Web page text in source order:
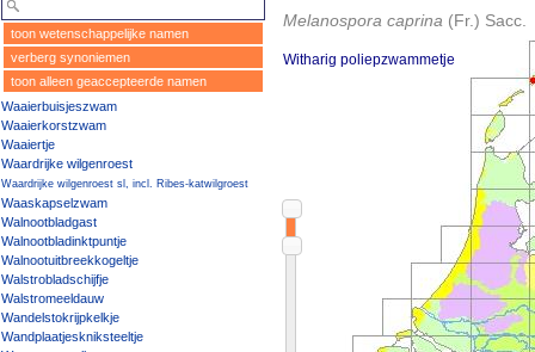
toon wetenschappelijke namen
verberg synoniemen
toon alleen geaccepteerde namen
Waaierbuisjeszwam
Waaierkorstzwam
Waaiertje
Waardrijke wilgenroest
Waardrijke wilgenroest sl, incl. Ribes-katwilgroest
Waaskapselzwam
Walnootbladgast
Walnootbladinktpuntje
Walnootuitbreekkogeltje
Walstrobladschijfje
Walstromeeldauw
Wandelstokrijpkelkje
Wandplaatjeskniksteeltje
Melanospora caprina (Fr.) Sacc.
Witharig poliepzwammetje